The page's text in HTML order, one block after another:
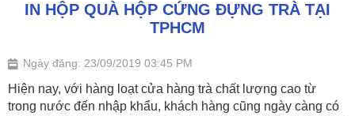
IN HỘP QUÀ HỘP CỨNG ĐỰNG TRÀ TẠI
TPHCM
Ngày đăng: 23/09/2019 03:45 PM
Hiện nay, với hàng loạt cửa hàng trà chất lượng cao từ
trong nước đến nhập khẩu, khách hàng cũng ngày càng có